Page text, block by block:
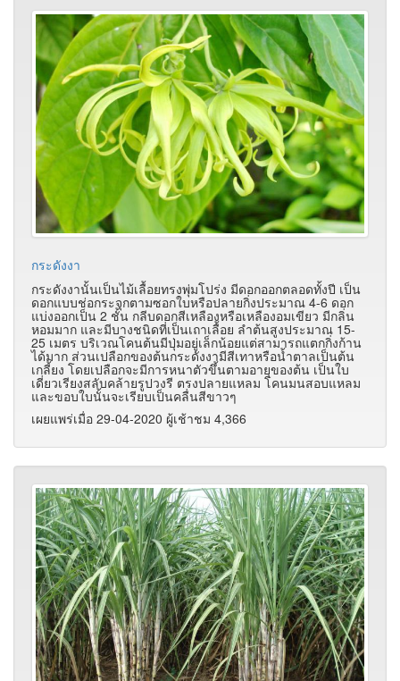
กระดังงา
กระดังงานั้นเป็นไม้เลื้อยทรงพุ่มโปร่ง มีดอกออกตลอดทั้งปี เป็น
ดอกแบบช่อกระจุกตามซอกใบหรือปลายกิ่งประมาณ 4-6 ดอก
แบ่งออกเป็น 2 ชั้น กลีบดอกสีเหลืองหรือเหลืองอมเขียว มีกลิ่น
หอมมาก และมีบางชนิดที่เป็นเถาเลื้อย ลำต้นสูงประมาณ 15-
25 เมตร บริเวณโคนต้นมีปุ่มอยู่เล็กน้อยแต่สามารถแตกกิ่งก้าน
ได้มาก ส่วนเปลือกของต้นกระดังงามีสีเทาหรือน้ำตาลเป็นต้น
เกลี้ยง โดยเปลือกจะมีการหนาตัวขึ้นตามอายุของต้น เป็นใบ
เดี่ยวเรียงสลับคล้ายรูปวงรี ตรงปลายแหลม โคนมนสอบแหลม
และขอบใบนั้นจะเรียบเป็นคลื่นสีขาวๆ
เผยแพร่เมื่อ 29-04-2020 ผู้เช้าชม 4,366